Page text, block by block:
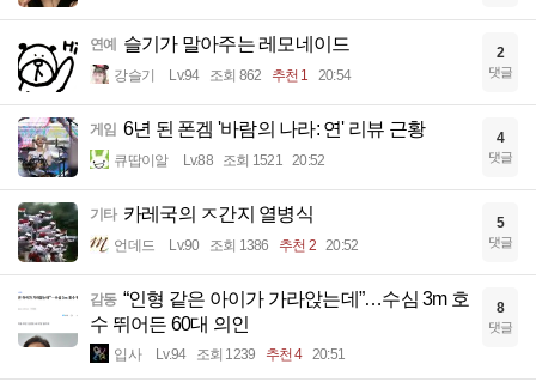
연예 슬기가 말아주는 레모네이드
강슬기 Lv.94 조회 862 추천 1 20:54
2
댓글
게임 6년 된 폰겜 '바람의 나라: 연' 리뷰 근황
큐땁이알 Lv.88 조회 1521 20:52
4
댓글
기타 카레국의 ㅈ간지 열병식
언데드 Lv.90 조회 1386 추천 2 20:52
5
댓글
감동 “인형 같은 아이가 가라앉는데”…수심 3m 호
수 뛰어든 60대 의인
입사 Lv.94 조회 1239 추천 4 20:51
8
댓글